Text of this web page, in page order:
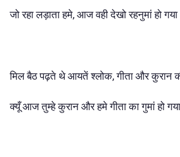
जो रहा लड़ाता हमे, आज वही देखो रहनुमां हो
मिल बैठ पढ़ते थे आयतें श्लोक, गीता और कुरान
क्यूँ आज तुम्हे कुरान और हमे गीता का गुमां हो